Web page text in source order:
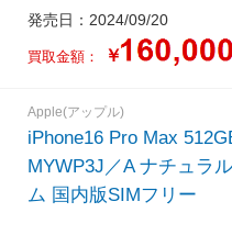
発売日：2024/09/20
買取金額： ￥
Apple(アップル)
iPhone16 Pro Max
MYWP3J／A ナチュラ
ム 国内版SIMフリー